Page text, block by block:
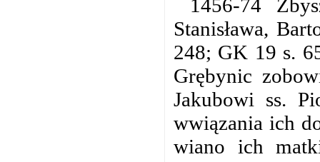
1456-74
Stanisława,
248; GK 19 s.
Grębynic
Jakubowi ss.
wwiązania ich
wiano ich